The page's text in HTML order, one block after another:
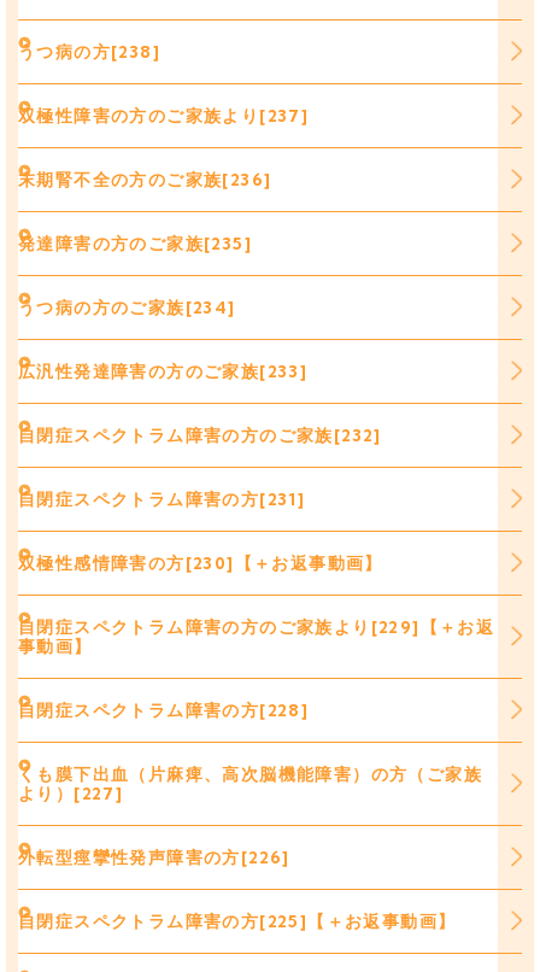
うつ病の方[238]
双極性障害の方のご家族より[237]
末期腎不全の方のご家族[236]
発達障害の方のご家族[235]
うつ病の方のご家族[234]
広汎性発達障害の方のご家族[233]
自閉症スペクトラム障害の方のご家族[232]
自閉症スペクトラム障害の方[231]
双極性感情障害の方[230]【＋お返事動画】
自閉症スペクトラム障害の方のご家族より[229]【＋お返
事動画】
自閉症スペクトラム障害の方[228]
くも膜下出血（片麻痺、高次脳機能障害）の方（ご家族
より）[227]
外転型痙攣性発声障害の方[226]
自閉症スペクトラム障害の方[225]【＋お返事動画】